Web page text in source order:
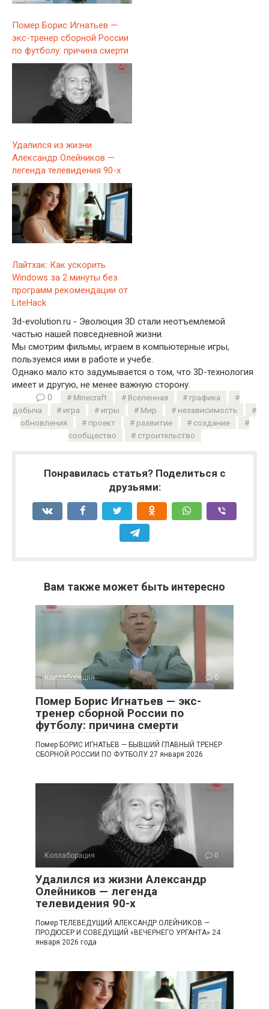
Помер Борис Игнатьев —
экс-тренер сборной России
по футболу: причина смерти
Удалился из жизни
Александр Олейников —
легенда телевидения 90-х
Лайтхак: Как ускорить
Windows за 2 минуты без
программ рекомендации от
LiteHack
3d-evolution.ru - Эволюция 3D стали неотъемлемой
частью нашей повседневной жизни.
Мы смотрим фильмы, играем в компьютерные игры,
пользуемся ими в работе и учебе.
Однако мало кто задумывается о том, что 3D-технология
имеет и другую, не менее важную сторону.
0
Minecraft Вселенная
графика
добыча
игра игры Мир
независимость
обновления
проект развитие
создание
сообщество
строительство
Понравилась статья? Поделиться с
друзьями:
Вам также может быть интересно
Коллаборация 0
Помер Борис Игнатьев — экс-
тренер сборной России по
футболу: причина смерти
Помер БОРИС ИГНАТЬЕВ — БЫВШИЙ ГЛАВНЫЙ ТРЕНЕР
СБОРНОЙ РОССИИ ПО ФУТБОЛУ 27 января 2026
Коллаборация 0
Удалился из жизни Александр
Олейников — легенда
телевидения 90-х
Помер ТЕЛЕВЕДУЩИЙ АЛЕКСАНДР ОЛЕЙНИКОВ —
ПРОДЮСЕР И СОВЕДУЩИЙ «ВЕЧЕРНЕГО УРГАНТА» 24
января 2026 года